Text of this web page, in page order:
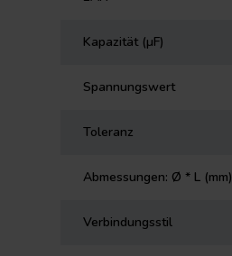
Kapazität (µF)
Spannungswert
Toleranz
Abmessungen: Ø * L (mm)
Verbindungsstil